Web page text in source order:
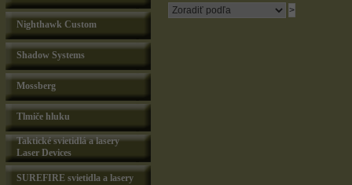
Nighthawk Custom
Shadow Systems
Mossberg
Tlmiče hluku
Taktické svietidlá a lasery
Laser Devices
SUREFIRE svietidla a lasery